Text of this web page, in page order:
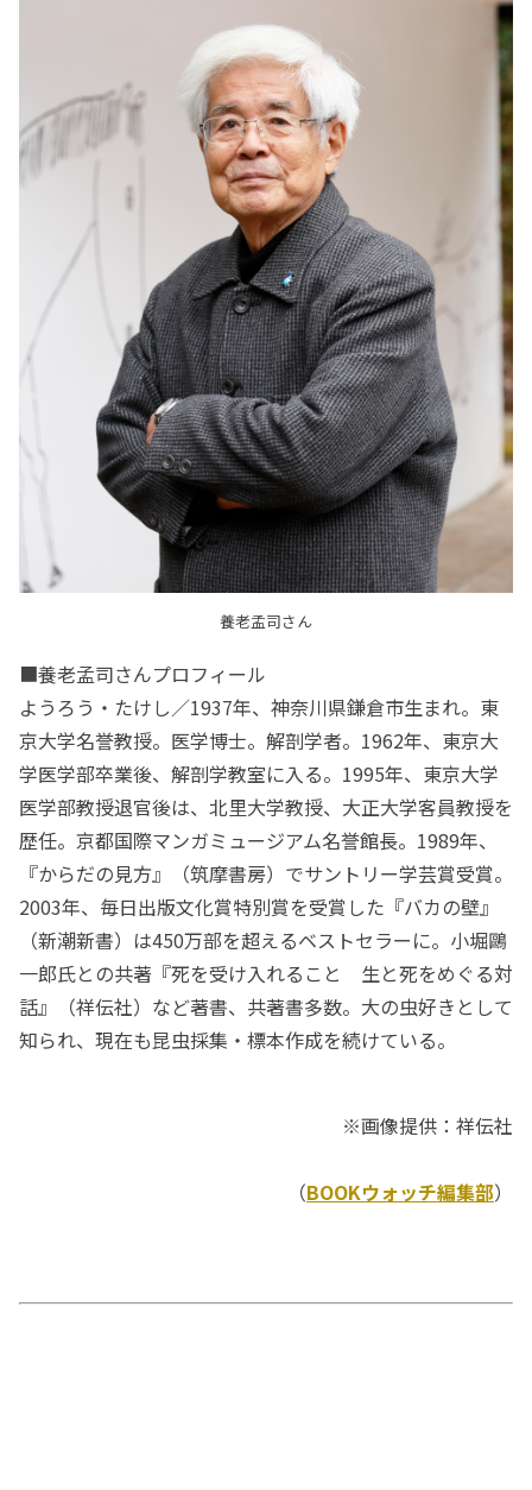
養老孟司さん
■養老孟司さんプロフィール
ようろう・たけし／1937年、神奈川県鎌倉市生まれ。東
京大学名誉教授。医学博士。解剖学者。1962年、東京大
学医学部卒業後、解剖学教室に入る。1995年、東京大学
医学部教授退官後は、北里大学教授、大正大学客員教授を
歴任。京都国際マンガミュージアム名誉館長。1989年、
『からだの見方』（筑摩書房）でサントリー学芸賞受賞。
2003年、毎日出版文化賞特別賞を受賞した『バカの壁』
（新潮新書）は450万部を超えるベストセラーに。小堀鷗
一郎氏との共著『死を受け入れること 生と死をめぐる対
話』（祥伝社）など著書、共著書多数。大の虫好きとして
知られ、現在も昆虫採集・標本作成を続けている。
※画像提供：祥伝社
（BOOKウォッチ編集部）